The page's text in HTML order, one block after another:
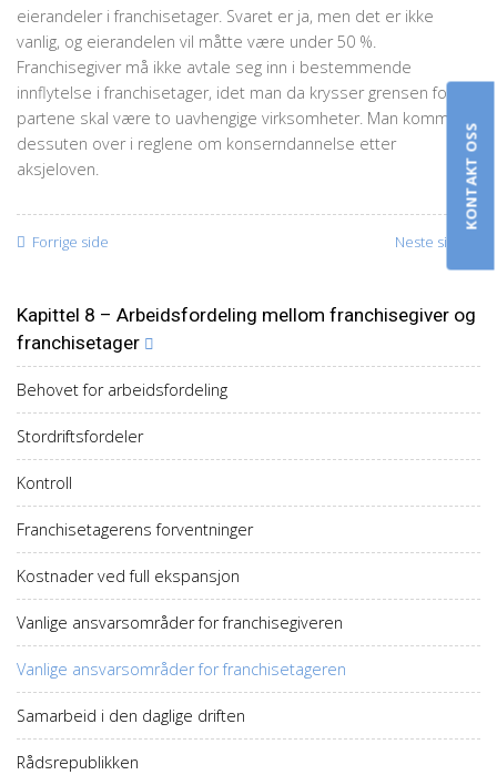
eierandeler i franchisetager. Svaret er ja, men det er ikke
vanlig, og eierandelen vil måtte være under 50 %.
Franchisegiver må ikke avtale seg inn i bestemmende
innflytelse i franchisetager, idet man da krysser grensen for at
partene skal være to uavhengige virksomheter. Man kommer
dessuten over i reglene om konserndannelse etter
aksjeloven.
Forrige side Neste side
Kapittel 8 – Arbeidsfordeling mellom franchisegiver og
franchisetager
Behovet for arbeidsfordeling
Stordriftsfordeler
Kontroll
Franchisetagerens forventninger
Kostnader ved full ekspansjon
Vanlige ansvarsområder for franchisegiveren
Vanlige ansvarsområder for franchisetageren
Samarbeid i den daglige driften
Rådsrepublikken
KONTAKT OSS